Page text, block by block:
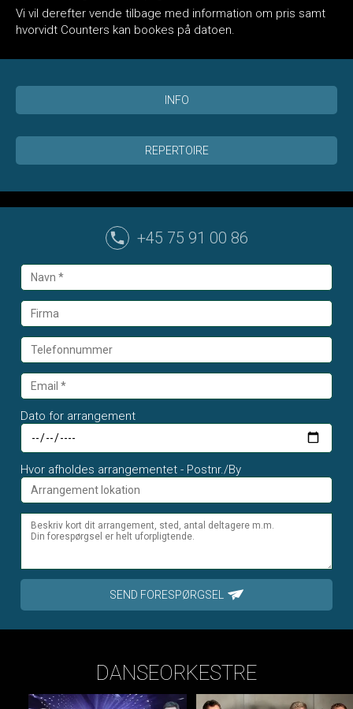
Vi vil derefter vende tilbage med information om pris samt
hvorvidt Counters kan bookes på datoen.
INFO
REPERTOIRE
+45 75 91 00 86
Dato for arrangement
Hvor afholdes arrangementet - Postnr./By
SEND FORESPØRGSEL
DANSEORKESTRE